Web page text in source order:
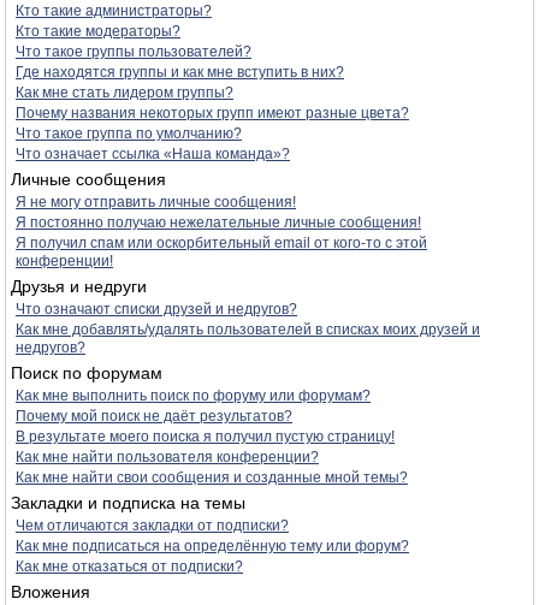
Кто такие администраторы?
Кто такие модераторы?
Что такое группы пользователей?
Где находятся группы и как мне вступить в них?
Как мне стать лидером группы?
Почему названия некоторых групп имеют разные цвета?
Что такое группа по умолчанию?
Что означает ссылка «Наша команда»?
Личные сообщения
Я не могу отправить личные сообщения!
Я постоянно получаю нежелательные личные сообщения!
Я получил спам или оскорбительный email от кого-то с этой
конференции!
Друзья и недруги
Что означают списки друзей и недругов?
Как мне добавлять/удалять пользователей в списках моих друзей и
недругов?
Поиск по форумам
Как мне выполнить поиск по форуму или форумам?
Почему мой поиск не даёт результатов?
В результате моего поиска я получил пустую страницу!
Как мне найти пользователя конференции?
Как мне найти свои сообщения и созданные мной темы?
Закладки и подписка на темы
Чем отличаются закладки от подписки?
Как мне подписаться на определённую тему или форум?
Как мне отказаться от подписки?
Вложения